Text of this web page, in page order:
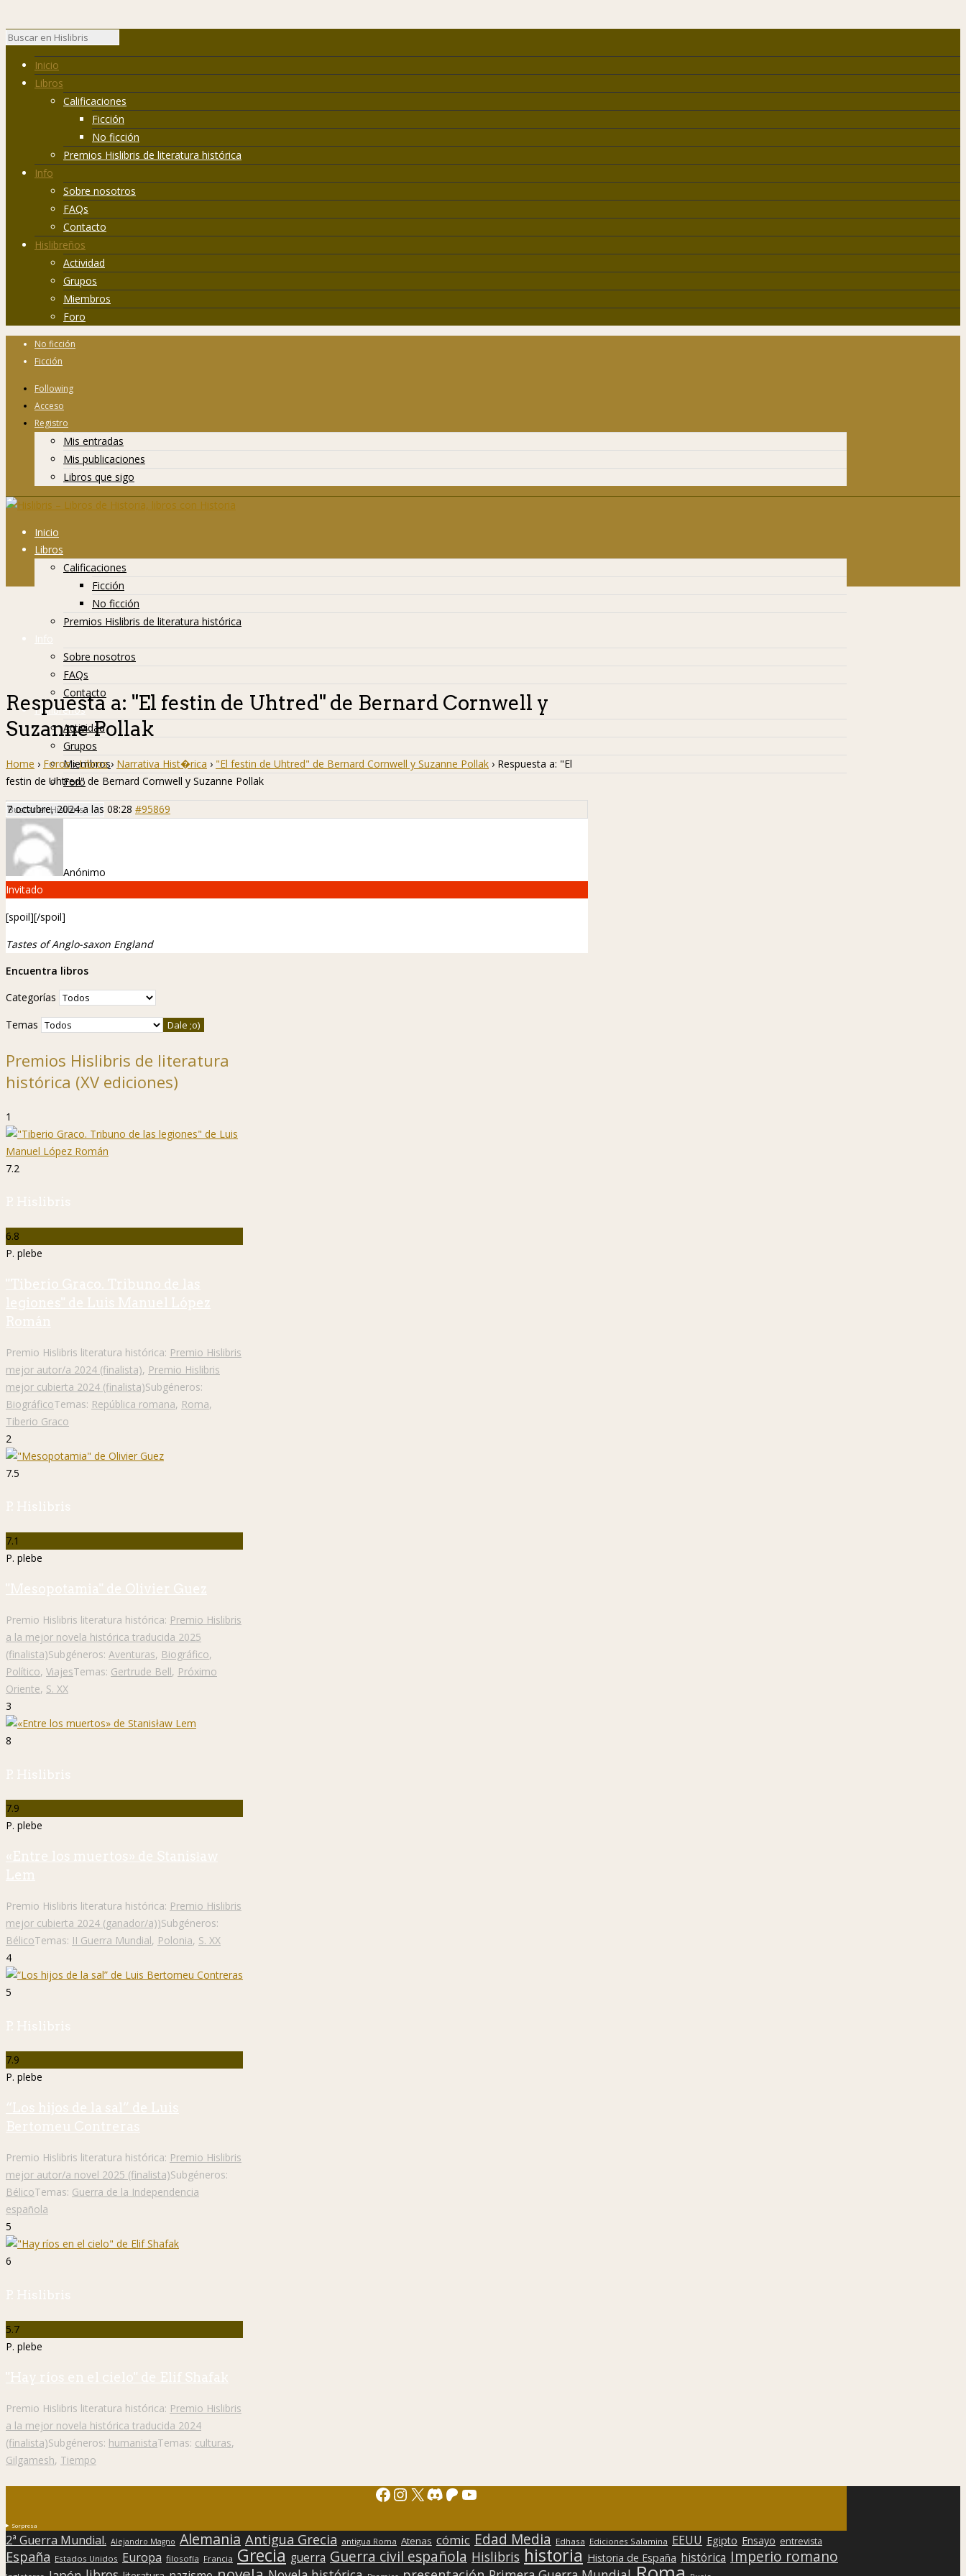
Inicio
Libros
Calificaciones
Ficción
No ficción
Premios Hislibris de literatura histórica
Info
Sobre nosotros
FAQs
Contacto
Hislibreños
Actividad
Grupos
Miembros
Foro
No ficción
Ficción
Following
Acceso
Registro
Mis entradas
Mis publicaciones
Libros que sigo
Inicio
Libros
Calificaciones
Ficción
No ficción
Premios Hislibris de literatura histórica
Info
Sobre nosotros
FAQs
Contacto
Hislibreños
Actividad
Grupos
Miembros
Foro
Respuesta a: "El festin de Uhtred" de Bernard Cornwell y
Suzanne Pollak
Home › Foros › Libros › Narrativa Hist�rica › "El festin de Uhtred" de Bernard Cornwell y Suzanne Pollak › Respuesta a: "El
festin de Uhtred" de Bernard Cornwell y Suzanne Pollak
7 octubre, 2024 a las 08:28 #95869
Anónimo
Invitado
[spoil][/spoil]
Tastes of Anglo-saxon England
Encuentra libros
Categorías
Temas
Premios Hislibris de literatura
histórica (XV ediciones)
1
7.2
P. Hislibris
6.8
P. plebe
"Tiberio Graco. Tribuno de las
legiones" de Luis Manuel López
Román
Premio Hislibris literatura histórica: Premio Hislibris
mejor autor/a 2024 (finalista), Premio Hislibris
mejor cubierta 2024 (finalista)Subgéneros:
BiográficoTemas: República romana, Roma,
Tiberio Graco
2
7.5
P. Hislibris
7.1
P. plebe
"Mesopotamia" de Olivier Guez
Premio Hislibris literatura histórica: Premio Hislibris
a la mejor novela histórica traducida 2025
(finalista)Subgéneros: Aventuras, Biográfico,
Político, ViajesTemas: Gertrude Bell, Próximo
Oriente, S. XX
3
8
P. Hislibris
7.9
P. plebe
«Entre los muertos» de Stanisław
Lem
Premio Hislibris literatura histórica: Premio Hislibris
mejor cubierta 2024 (ganador/a))Subgéneros:
BélicoTemas: II Guerra Mundial, Polonia, S. XX
4
5
P. Hislibris
7.9
P. plebe
“Los hijos de la sal” de Luis
Bertomeu Contreras
Premio Hislibris literatura histórica: Premio Hislibris
mejor autor/a novel 2025 (finalista)Subgéneros:
BélicoTemas: Guerra de la Independencia
española
5
6
P. Hislibris
5.7
P. plebe
"Hay ríos en el cielo" de Elif Shafak
Premio Hislibris literatura histórica: Premio Hislibris
a la mejor novela histórica traducida 2024
(finalista)Subgéneros: humanistaTemas: culturas,
Gilgamesh, Tiempo
Facebook
Instagram
X Discord
Patreon
YouTube
Sorpresa
2ª Guerra Mundial. Alejandro Magno Alemania Antigua Grecia antigua Roma Atenas cómic Edad Media Edhasa Ediciones Salamina EEUU Egipto Ensayo entrevista
España Estados Unidos Europa filosofía Francia Grecia guerra Guerra civil española Hislibris historia Historia de España histórica Imperio romano